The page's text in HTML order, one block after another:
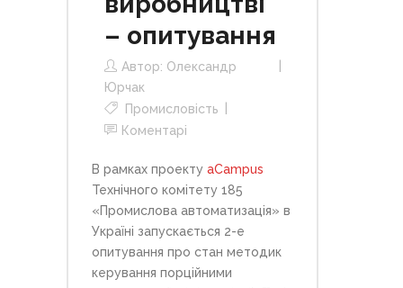
– опитування
Автор: Олександр
Юрчак
Промисловість
Коментарі
В рамках проекту aCampus
Технічного комітету 185
«Промислова автоматизація» в
Україні запускається 2-е
опитування про стан методик
керування порційними